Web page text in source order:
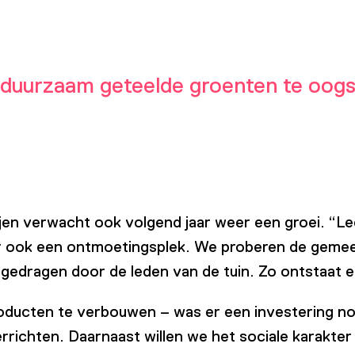
geteelde groenten te
verwacht ook volgend jaar weer een groei.
een ontmoetingsplek. We proberen de
door de leden van de tuin. Zo ontstaat
te verbouwen – was er een investering
Daarnaast willen we het sociale